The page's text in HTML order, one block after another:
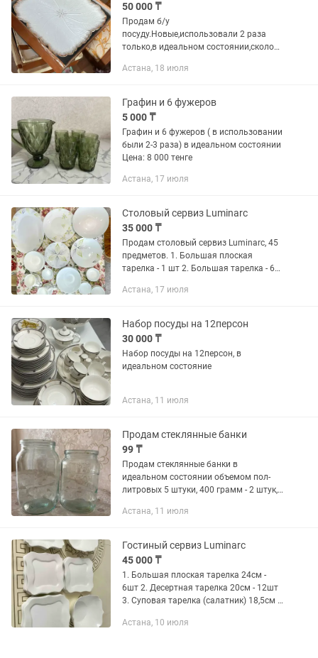
50 000 ₸
Продам б/у
посуду.Новые,использовали 2 раза
только,в идеальном состоянии,сколов
юбилей подарили новый набор.2
и т.д Самовывоз По...
Астана, 18 июля
Графин и 6 фужеров
5 000 ₸
Графин и 6 фужеров ( в использовании
были 2-3 раза) в идеальном состоянии
Цена: 8 000 тенге
Астана, 17 июля
Столовый сервиз Luminarc
35 000 ₸
Продам столовый сервиз Luminarc, 45
предметов. 1. Большая плоская
тарелка - 1 шт 2. Большая тарелка - 6
Большой салатник - 1 шт 5. Тарелка - 6
Астана, 17 июля
Набор посуды на 12персон
30 000 ₸
Набор посуды на 12персон, в
идеальном состояние
Астана, 11 июля
Продам стеклянные банки
99 ₸
Продам стеклянные банки в
идеальном состоянии объемом пол-
литровых 5 штуки, 400 грамм - 2 штук,
Астана, 11 июля
Гостиный сервиз Luminarc
45 000 ₸
1. Большая плоская тарелка 24см -
6шт 2. Десертная тарелка 20см - 12шт
3. Суповая тарелка (салатник) 18,5см -
идеальном состоянии!
Астана, 10 июля